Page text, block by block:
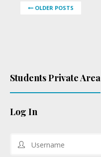
OLDER POSTS
Students Private Area
Log In